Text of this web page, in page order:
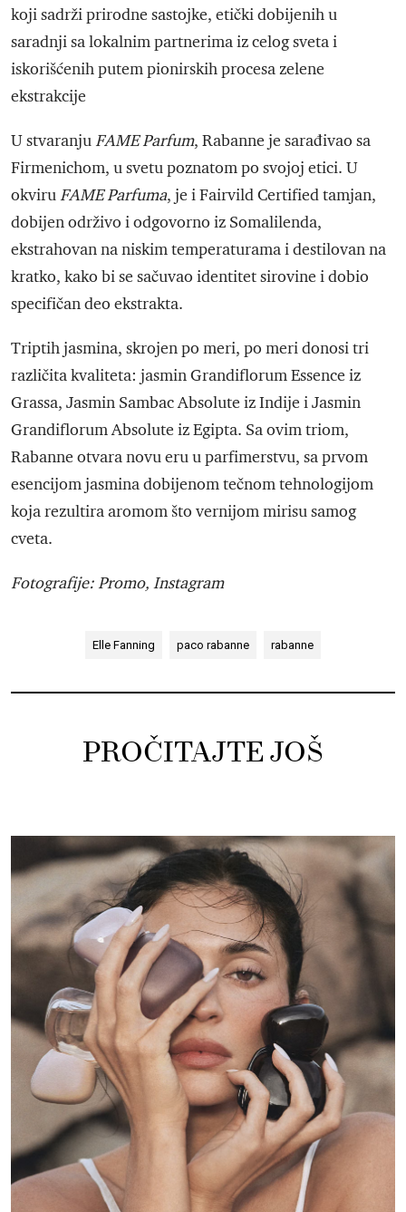
koji sadrži prirodne sastojke, etički dobijenih u
saradnji sa lokalnim partnerima iz celog sveta i
iskorišćenih putem pionirskih procesa zelene
ekstrakcije
U stvaranjuFAME Parfum, Rabanne je sarađivao sa
Firmenichom, u svetu poznatom po svojoj etici. U
okviruFAME Parfuma, je i Fairvild Certified tamjan,
dobijen održivo i odgovorno iz Somalilenda,
ekstrahovan na niskim temperaturama i destilovan na
kratko, kako bi se sačuvao identitet sirovine i dobio
specifičan deo ekstrakta.
Triptih jasmina, skrojen po meri, po meri donosi tri
različita kvaliteta: jasmin Grandiflorum Essence iz
Grassa, Jasmin Sambac Absolute iz Indije i Jasmin
Grandiflorum Absolute iz Egipta. Sa ovim triom,
Rabanne otvara novu eru u parfimerstvu, sa prvom
esencijom jasmina dobijenom tečnom tehnologijom
koja rezultira aromom što vernijom mirisu samog
cveta.
Fotografije: Promo, Instagram
Elle Fanning paco rabanne rabanne
PROČITAJTE JOŠ